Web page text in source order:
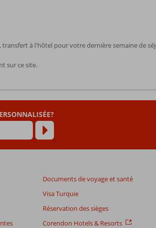
transfert à l'hôtel pour votre dernière semaine de
sur ce site.
Documents de voyage et santé
Visa Turquie
Réservation des sièges
Corendon Hotels & Resorts